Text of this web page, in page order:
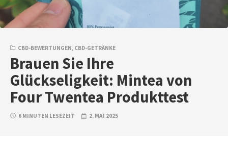
CBD-BEWERTUNGEN, CBD-GETRÄNKE
Brauen Sie Ihre
Glückseligkeit: Mintea von
Four Twentea Produkttest
6 MINUTEN LESEZEIT 2. MAI 2025